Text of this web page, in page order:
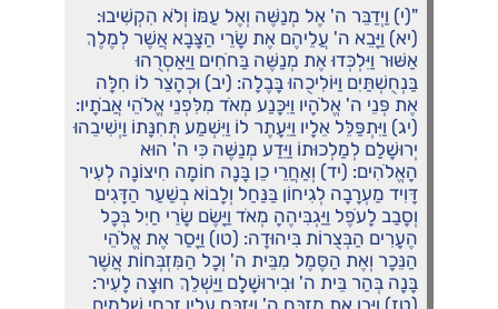
"(י) וַיְדַבֵּר ה' אֶל מְנַשֶּׁה וְאֶל עַמּוֹ וְלֹא הִקְשִׁיבוּ:
(יא) וַיָּבֵא ה' עֲלֵיהֶם אֶת שָׂרֵי הַצָּבָא אֲשֶׁר לְמֶלֶךְ
אַשּׁוּר וַיִּלְכְּדוּ אֶת מְנַשֶּׁה בַּחֹחִים וַיַּאַסְרֻהוּ
בַּנְחֻשְׁתַּיִם וַיּוֹלִיכֻהוּ בָּבֶלָה: (יב) וּכְהָצֵר לוֹ חִלָּה
אֶת פְּנֵי ה' אֱלֹהָיו וַיִּכָּנַע מְאֹד מִלִּפְנֵי אֱלֹהֵי אֲבֹתָיו:
(יג) וַיִּתְפַּלֵּל אֵלָיו וַיֵּעָתֶר לוֹ וַיִּשְׁמַע תְּחִנָּתוֹ וַיְשִׁיבֵהוּ
יְרוּשָׁלִַם לְמַלְכוּתוֹ וַיֵּדַע מְנַשֶּׁה כִּי ה' הוּא
הָאֱלֹהִים: (יד) וְאַחֲרֵי כֵן בָּנָה חוֹמָה חִיצוֹנָה לְעִיר
דָּוִיד מַעְרָבָה לְגִיחוֹן בַּנַּחַל וְלָבוֹא בְשַׁעַר הַדָּגִים
וְסָבַב לָעֹפֶל וַיַּגְבִּיהֶהָ מְאֹד וַיָּשֶׂם שָׂרֵי חַיִל בְּכָל
הֶעָרִים הַבְּצֻרוֹת בִּיהוּדָה: (טו) וַיָּסַר אֶת אֱלֹהֵי
הַנֵּכָר וְאֶת הַסֶּמֶל מִבֵּית ה' וְכָל הַמִּזְבְּחוֹת אֲשֶׁר
בָּנָה בְּהַר בֵּית ה' וּבִירוּשָׁלִָם וַיַּשְׁלֵךְ חוּצָה לָעִיר: